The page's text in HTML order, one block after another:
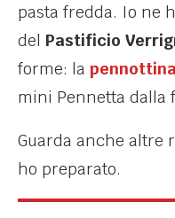
pasta fredda. Io ne
del Pastificio
forme: la
mini Pennetta dalla
Guarda anche altre
ho preparato.